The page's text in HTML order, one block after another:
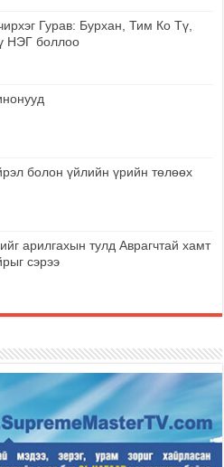
Гурав: Бурхан, Тим Ко Тү,
НЭГ боллоо
болон үйлийн үрийн төлөөх
арилгахын тулд Аврагчтай хамт
сэрээ